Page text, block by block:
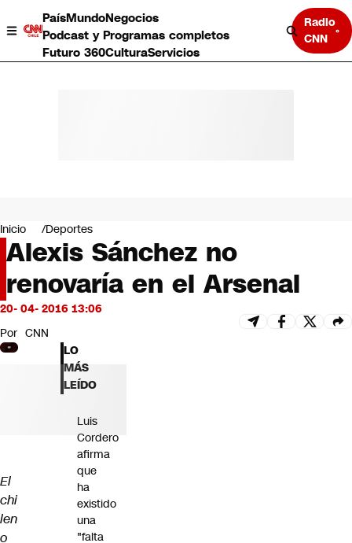
PaísMundoNegocios
Podcast y Programas completos
Futuro 360CulturaServicios
Radio
CNN
Negocios
Deportes
Programas completos
Cultura
Servicios
Bits
CNN Data
CNN tiempo
Futuro 360
Inicio Deportes
Alexis Sánchez no
renovaría en el Arsenal
20- 04- 2016 13:06
Por CNN
El
chi
len
o
LO
MÁS
LEÍDO
Luis
Cordero
afirma
que
ha
existido
una
"falta